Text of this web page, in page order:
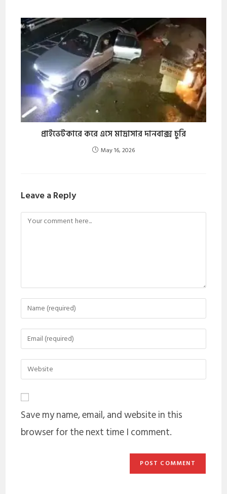
প্রাইভেটকারে করে এসে মাদ্রাসার দানবাক্স চুরি
May 16, 2026
Leave a Reply
Save my name, email, and website in this
browser for the next time I comment.